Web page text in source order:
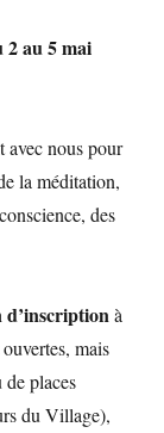
au 5 mai
avec nous pour
la méditation,
des
à
mais
places
du Village),